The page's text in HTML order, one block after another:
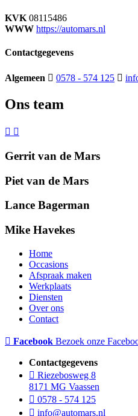
KVK 08115486
WWW https://automars.nl
Contactgegevens
Algemeen 0578 - 574 125
Ons team
Gerrit van de Mars
Piet van de Mars
Lance Bagerman
Mike Havekes
Home
Occasions
Afspraak maken
Werkplaats
Diensten
Over ons
Contact
Facebook Bezoek onze
Contactgegevens
Riezebosweg 8
8171 MG Vaassen
0578 - 574 125
info@automars.nl